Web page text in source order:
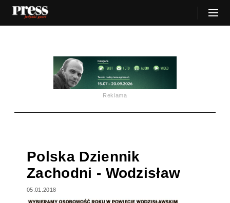
Reklama
Polska Dziennik
Zachodni - Wodzisław
05.01.2018